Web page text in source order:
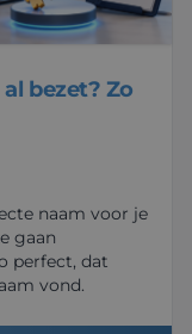
bezet? Zo
naam voor je
gaan
perfect, dat
vond.